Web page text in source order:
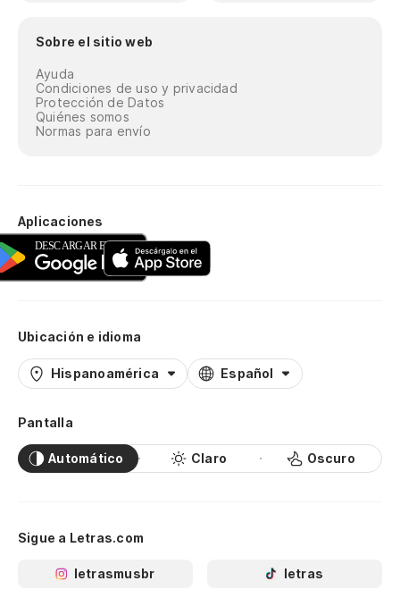
Sobre el sitio web
Ayuda
Condiciones de uso y privacidad
Protección de Datos
Quiénes somos
Normas para envío
Aplicaciones
Ubicación e idioma
Hispanoamérica Español
Pantalla
Automático Claro Oscuro
Sigue a Letras.com
letrasmusbr letras